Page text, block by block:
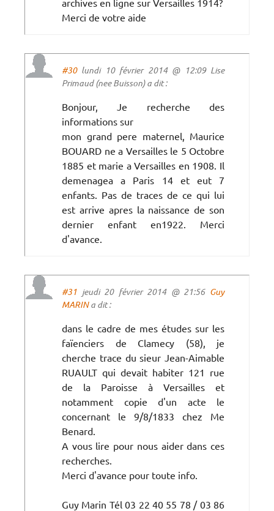
Merci de votre aide
#30lundi 10 février 2014 @ 12:09 Lise
Primaud (nee Buisson) a dit :
Bonjour, Je recherche des
informations sur
mon grand pere maternel, Maurice
BOUARD ne a Versailles le 5 Octobre
1885 et marie a Versailles en 1908. Il
demenagea a Paris 14 et eut 7
enfants. Pas de traces de ce qui lui
est arrive apres la naissance de son
dernier enfant en1922. Merci
d'avance.
#31 jeudi 20 février 2014 @ 21:56 Guy
MARINa dit :
dans le cadre de mes études sur les
faïenciers de Clamecy (58), je
cherche trace du sieur Jean-Aimable
RUAULT qui devait habiter 121 rue
de la Paroisse à Versailles et
notamment copie d'un acte le
concernant le 9/8/1833 chez Me
Benard.
A vous lire pour nous aider dans ces
recherches.
Merci d'avance pour toute info.
Guy Marin Tél 03 22 40 55 78 / 03 86